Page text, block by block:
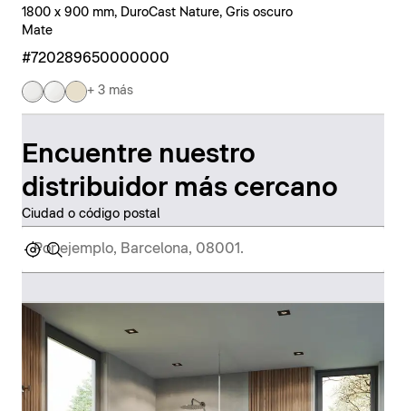
1800 x 900 mm, DuroCast Nature, Gris oscuro
Mate
#720289650000000
+ 3 más
Encuentre nuestro
distribuidor más cercano
Ciudad o código postal